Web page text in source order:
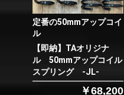
定番の50mmアップコイ
ル
【即納】TAオリジナ
ル 50mmアップコイル
スプリング -JL-
￥68,200